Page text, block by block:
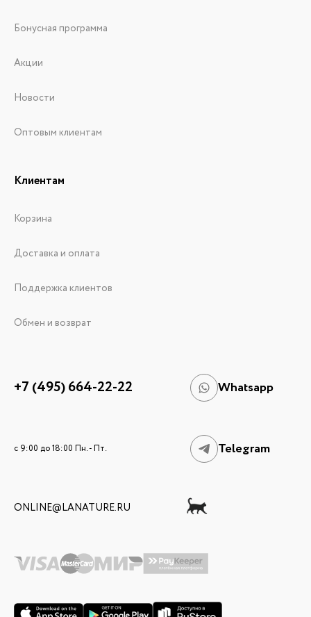
Бонусная программа
Акции
Новости
Оптовым клиентам
Клиентам
Корзина
Доставка и оплата
Поддержка клиентов
Обмен и возврат
+7 (495) 664-22-22 Whatsapp
c 9:00 до 18:00 Пн. - Пт. Telegram
ONLINE@LANATURE.RU